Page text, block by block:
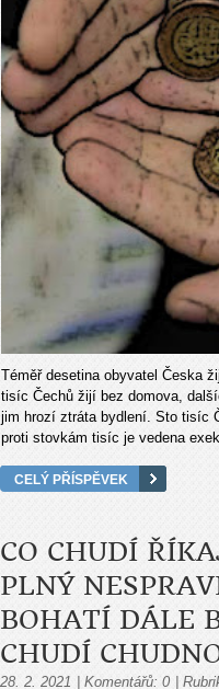
Téměř desetina obyvatel Česka
tisíc Čechů žijí bez domova,
jim hrozí ztráta bydlení. Sto tisíc
proti stovkám tisíc je vedena
CELÝ PŘÍSPĚVEK
CO CHUDÍ
PLNÝ
BOHATÍ DÁLE
CHUDÍ
28. 2. 2021 Komentářů: 0